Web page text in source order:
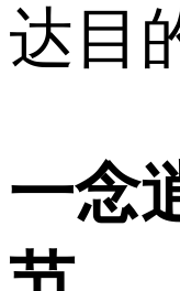
达目
一念